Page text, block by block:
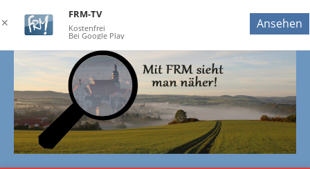
✕
FRM-TV
Kostenfrei
Bei Google Play
Ansehen